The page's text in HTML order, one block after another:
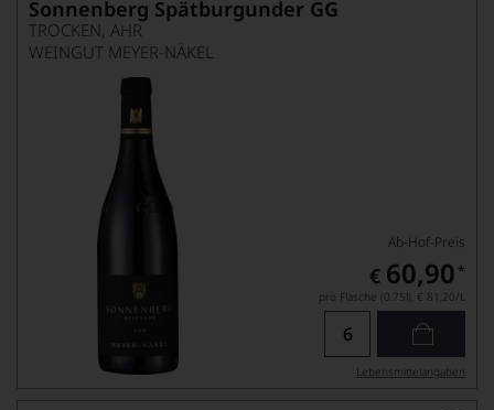
Sonnenberg Spätburgunder GG
TROCKEN, AHR
WEINGUT MEYER-NÄKEL
Ab-Hof-Preis
€ 60,90 *
pro Flasche (0.75l), € 81,20/L
Lebensmittel­angaben